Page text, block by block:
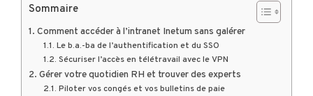
Sommaire
Comment accéder à l’intranet Inetum sans galérer
Le b.a.-ba de l’authentification et du SSO
Sécuriser l’accès en télétravail avec le VPN
Gérer votre quotidien RH et trouver des experts
Piloter vos congés et vos bulletins de paie